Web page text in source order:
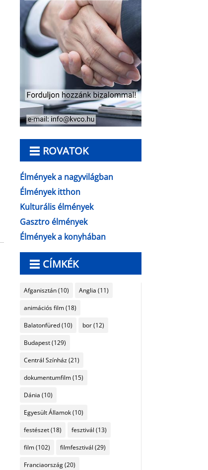
ROVATOK
Élmények a nagyvilágban
Élmények itthon
Kulturális élmények
Gasztro élmények
Élmények a konyhában
CÍMKÉK
Afganisztán(10) Anglia (11)
animációs film(18)
Balatonfüred(10) bor(12)
Budapest(129)
Centrál Színház(21)
dokumentumfilm(15)
Dánia (10)
Egyesült Államok(10)
festészet(18) fesztivál (13)
film(102) filmfesztivál (29)
Franciaország(20)